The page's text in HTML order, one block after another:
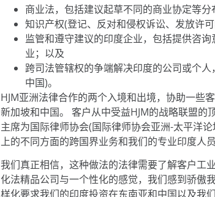
商业法，包括建议起草不同的商业协定等分
知识产权(登记、反对和侵权诉讼、发放许
监管和遵守建议的印度企业，包括提供咨
业；以及
跨司法管辖权的争端解决印度的公司或个
中国)。
HJM亚洲法律合作的两个入境和出境，协助一些
新加坡和中国。 客户从中受益HJM的战略联盟
主席为国际律师协会(国际律师协会亚洲-太平洋
上的不同方面的跨国界业务和我们的专业印度人员
我们真正相信，这种做法的法律需要了解客户工
化法精品公司与一个性化的感觉，我们感到骄傲
样化要求我们的印度投资在东南亚和中国以及我